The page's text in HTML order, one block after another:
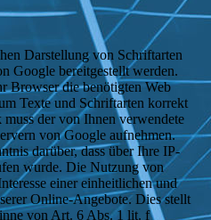
Darstellung von Schriftarten
Google bereitgestellt werden.
Browser die benötigten Web
Texte und Schriftarten korrekt
der von Ihnen verwendete
von Google aufnehmen.
darüber, dass über Ihre IP-
wurde. Die Nutzung von
einer einheitlichen und
Online-Angebote. Dies stellt
von Art. 6 Abs. 1 lit. f